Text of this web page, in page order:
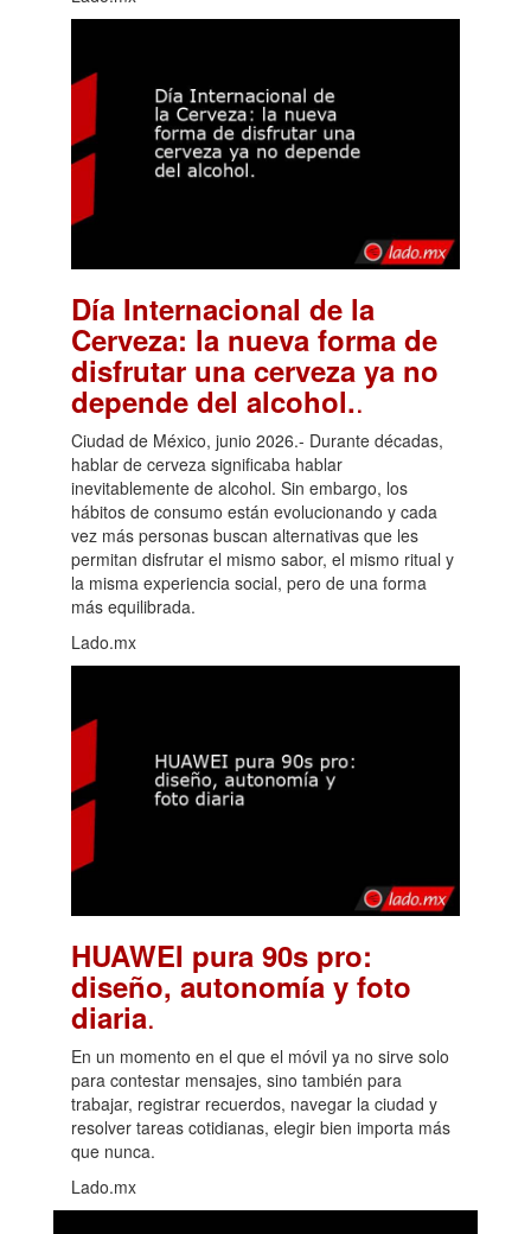
Día Internacional de la
Cerveza: la nueva forma de
disfrutar una cerveza ya no
depende del alcohol..
Ciudad de México, junio 2026.- Durante décadas,
hablar de cerveza significaba hablar
inevitablemente de alcohol. Sin embargo, los
hábitos de consumo están evolucionando y cada
vez más personas buscan alternativas que les
permitan disfrutar el mismo sabor, el mismo ritual y
la misma experiencia social, pero de una forma
más equilibrada.
Lado.mx
HUAWEI pura 90s pro:
diseño, autonomía y foto
diaria.
En un momento en el que el móvil ya no sirve solo
para contestar mensajes, sino también para
trabajar, registrar recuerdos, navegar la ciudad y
resolver tareas cotidianas, elegir bien importa más
que nunca.
Lado.mx